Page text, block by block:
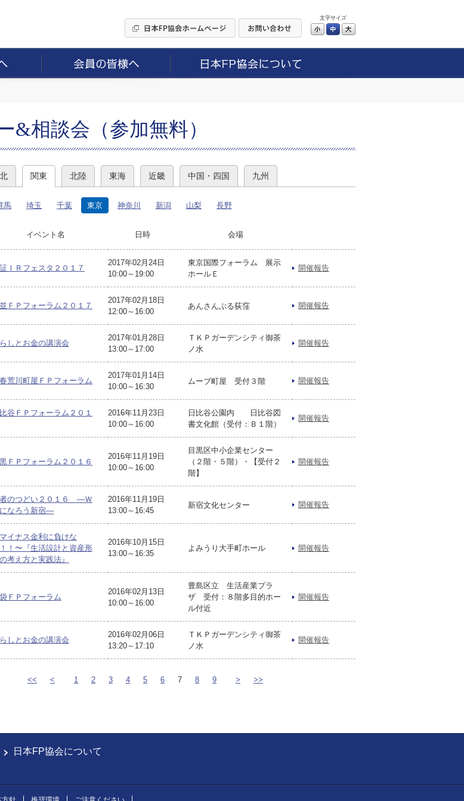
文字サイズ
小 中
&相談会（参加無料）
関東 北陸 東海 近畿 中国・四国 九州
馬 埼玉 千葉 東京 神奈川 新潟 山梨 長野
イベント名 日時 会場
ＩＲフェスタ２０１７
2017年02月24日
10:00～19:00
東京国際フォーラム 展示
ホールＥ
開催報告
ＦＰフォーラム２０１７
2017年02月18日
12:00～16:00
あんさんぶる荻窪 開催報告
しとお金の講演会
2017年01月28日
13:00～17:00
ＴＫＰガーデンシティ御茶
ノ水
開催報告
荒川町屋ＦＰフォーラム
2017年01月14日
10:00～16:30
ムーブ町屋 受付３階 開催報告
谷ＦＰフォーラム２０１
2016年11月23日
10:00～16:00
日比谷公園内 日比谷図
書文化館（受付：Ｂ１階）
開催報告
ＦＰフォーラム２０１６
2016年11月19日
10:00～16:00
目黒区中小企業センター
（２階・５階）・【受付２
階】
開催報告
のつどい２０１６ —Ｗ
になろう新宿—
2016年11月19日
13:00～16:45
新宿文化センター 開催報告
イナス金利に負けな
！〜『生活設計と資産形
考え方と実践法』
2016年10月15日
13:00～16:35
よみうり大手町ホール 開催報告
ＦＰフォーラム
2016年02月13日
10:00～16:00
豊島区立 生活産業プラ
ザ 受付：８階多目的ホー
ル付近
開催報告
しとお金の講演会
2016年02月06日
13:20～17:10
ＴＫＰガーデンシティ御茶
ノ水
開催報告
<< < 1 2 3 4 5 6 7 8 9 > >>
日本FP協会について